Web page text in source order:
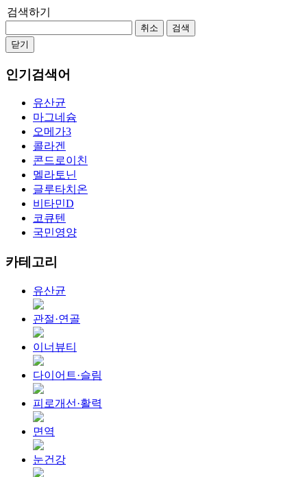
검색하기
취소
검색
닫기
인기검색어
유산균
마그네슘
오메가3
콜라겐
콘드로이친
멜라토닌
글루타치온
비타민D
코큐텐
국민영양
카테고리
유산균
관절·연골
이너뷰티
다이어트·슬림
피로개선·활력
면역
눈건강